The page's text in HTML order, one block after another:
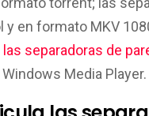
y en formato MKV
separadoras de
Media